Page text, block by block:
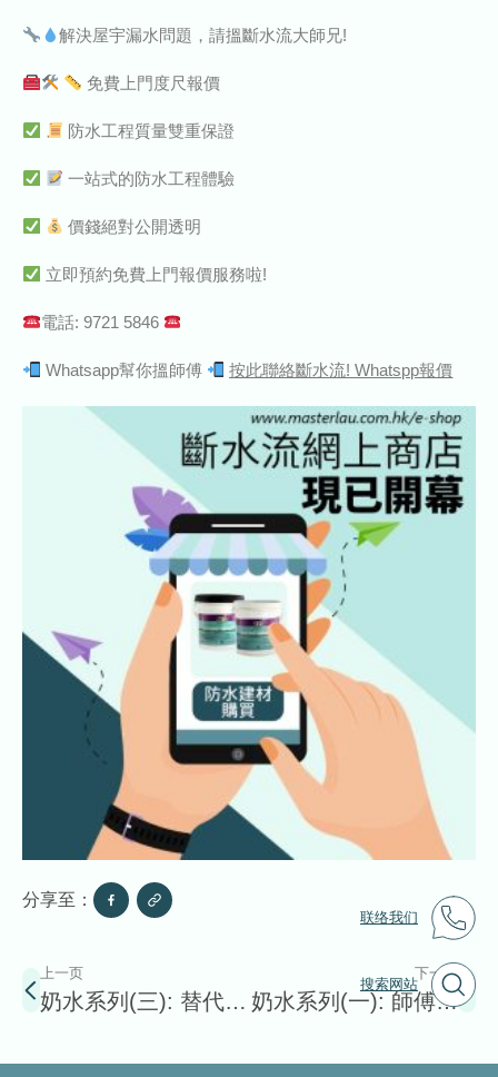
联络我们
搜索网站
解決屋宇漏水問題，請搵斷水流大師兄!
免費上門度尺報價
防水工程質量雙重保證
一站式的防水工程體驗
價錢絕對公開透明
立即預約免費上門報價服務啦!
電話: 9721 5846
Whatsapp幫你搵師傅 按此聯絡斷水流! Whatspp報價
分享至：
上一页
奶水系列(三): 替代牛
漿更有保證?
下一页
奶水系列(一): 師傅最
水 / 英泥寶